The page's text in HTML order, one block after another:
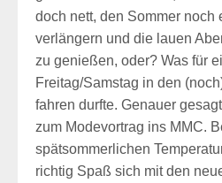
doch nett, den Sommer noch
verlängern und die lauen
zu genießen, oder? Was für
Freitag/Samstag in den
fahren durfte. Genauer
zum Modevortrag ins MMC.
spätsommerlichen
richtig Spaß sich mit den